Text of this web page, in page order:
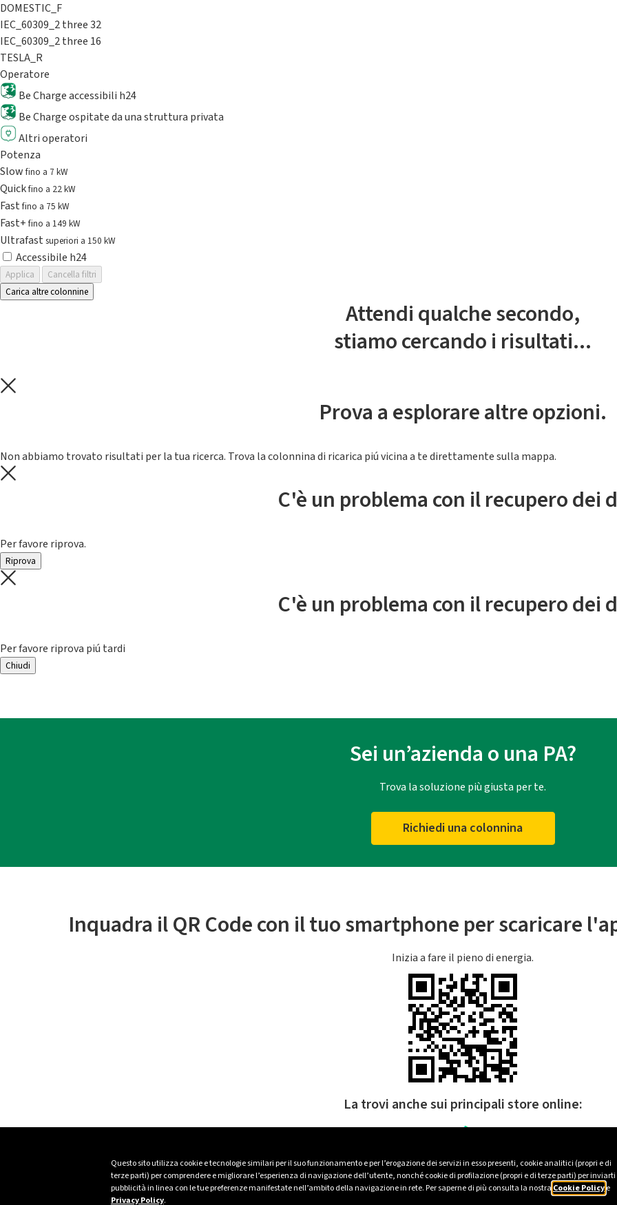
Questo sito utilizza cookie e tecnologie similari per il suo funzionamento e per l’erogazione dei servizi in esso presenti, cookie analitici (propri e di
terze parti) per comprendere e migliorare l’esperienza di navigazione dell’utente, nonché cookie di profilazione (propri e di terze parti) per inviarti
pubblicità in linea con le tue preferenze manifestate nell’ambito della navigazione in rete. Per saperne di più consulta la nostra Cookie Policye
Privacy Policy.
DOMESTIC_F
IEC_60309_2 three 32
IEC_60309_2 three 16
TESLA_R
Operatore
Be Charge accessibili h24
Be Charge ospitate da una struttura privata
Altri operatori
Potenza
Slowfino a 7 kW
Quickfino a 22 kW
Fastfino a 75 kW
Fast+fino a 149 kW
Ultrafast superiori a 150 kW
Accessibile h24
Applica
Cancella filtri
Carica altre colonnine
Attendi qualche secondo,
stiamo cercando i risultati...
Prova a esplorare altre opzioni.
Non abbiamo trovato risultati per la tua ricerca. Trova la colonnina di ricarica piú vicina a te direttamente sulla mappa.
C'è un problema con il recupero dei
Per favore riprova.
Riprova
C'è un problema con il recupero dei
Per favore riprova piú tardi
Chiudi
Sei un’azienda o una PA?
Trova la soluzione più giusta per te.
Richiedi una colonnina
Inquadra il QR Code con il tuo smartphone per scaricare
Inizia a fare il pieno di energia.
La trovi anche sui principali store online: